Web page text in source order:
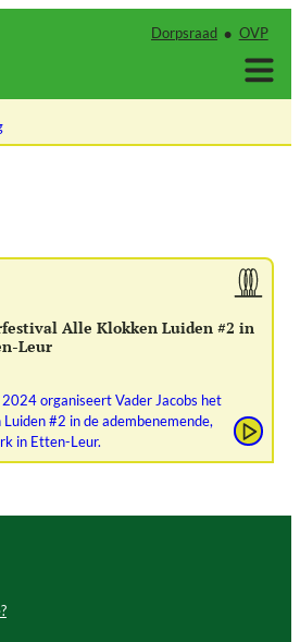
Dorpsraad OVP
Alle Klokken Luiden #2 in
Leur
organiseert Vader Jacobs het
#2 in de adembenemende,
in Etten-Leur.